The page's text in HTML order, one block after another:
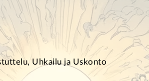
Uhkailu ja Uskonto